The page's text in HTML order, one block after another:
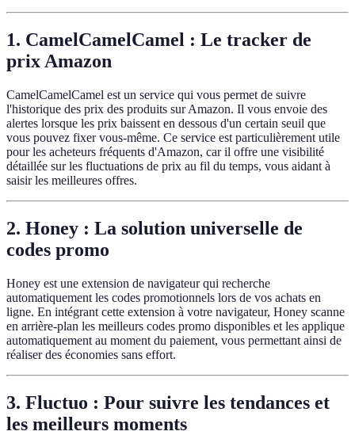
1. CamelCamelCamel : Le tracker de
prix Amazon
CamelCamelCamel est un service qui vous permet de suivre
l'historique des prix des produits sur Amazon. Il vous envoie des
alertes lorsque les prix baissent en dessous d'un certain seuil que
vous pouvez fixer vous-même. Ce service est particulièrement utile
pour les acheteurs fréquents d'Amazon, car il offre une visibilité
détaillée sur les fluctuations de prix au fil du temps, vous aidant à
saisir les meilleures offres.
2. Honey : La solution universelle de
codes promo
Honey est une extension de navigateur qui recherche
automatiquement les codes promotionnels lors de vos achats en
ligne. En intégrant cette extension à votre navigateur, Honey scanne
en arrière-plan les meilleurs codes promo disponibles et les applique
automatiquement au moment du paiement, vous permettant ainsi de
réaliser des économies sans effort.
3. Fluctuo : Pour suivre les tendances et
les meilleurs moments